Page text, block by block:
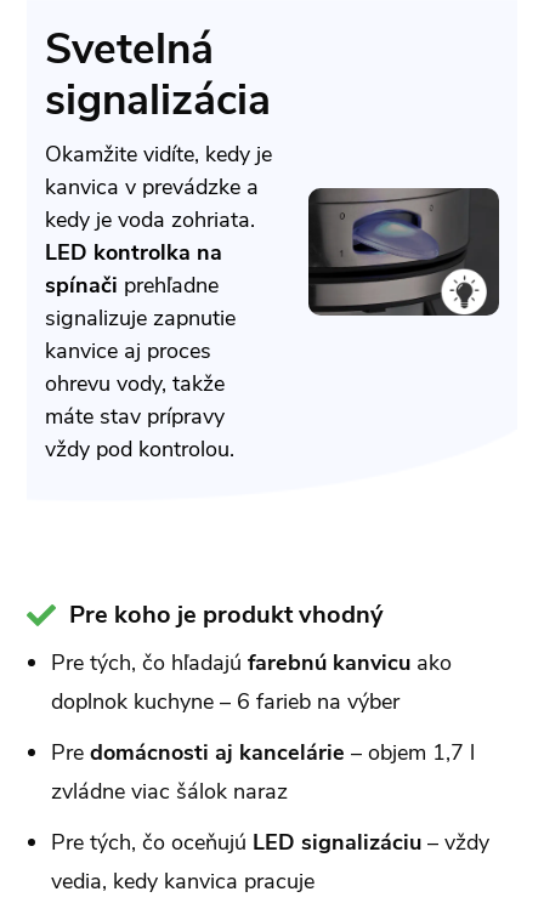
Svetelná
signalizácia
Okamžite vidíte, kedy je
kanvica v prevádzke a
kedy je voda zohriata.
LED kontrolka na
spínači prehľadne
signalizuje zapnutie
kanvice aj proces
ohrevu vody, takže
máte stav prípravy
vždy pod kontrolou.
Pre koho je produkt vhodný
Pre tých, čo hľadajú farebnú kanvicu ako
doplnok kuchyne – 6 farieb na výber
Pre domácnosti aj kancelárie – objem 1,7 l
zvládne viac šálok naraz
Pre tých, čo oceňujú LED signalizáciu – vždy
vedia, kedy kanvica pracuje